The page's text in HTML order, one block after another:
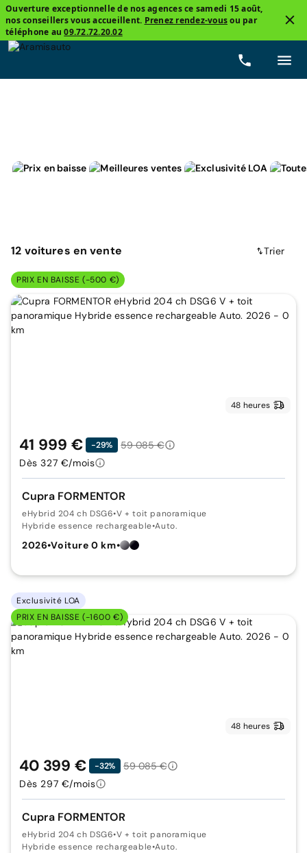
Ouverture exceptionnelle de nos agences ce samedi 15 août,
nos conseillers vous accueillent. Prenez rendez-vousou par
téléphone au09.72.72.20.02
Hybride rechargeable Prix
12 voitures en vente Trier
PRIX EN BAISSE (-500 €)
48 heures
Cupra FORMENTOR
eHybrid 204 ch DSG6•V + toit panoramique
Hybride essence rechargeable•Auto.
2026•Voiture 0 km•
41 999 € -29%
59 085 €
Dès 327 €/mois
Exclusivité LOA
PRIX EN BAISSE (-1600 €)
48 heures
Cupra FORMENTOR
eHybrid 204 ch DSG6•V + toit panoramique
Hybride essence rechargeable•Auto.
40 399 € -32%
59 085 €
Dès 297 €/mois